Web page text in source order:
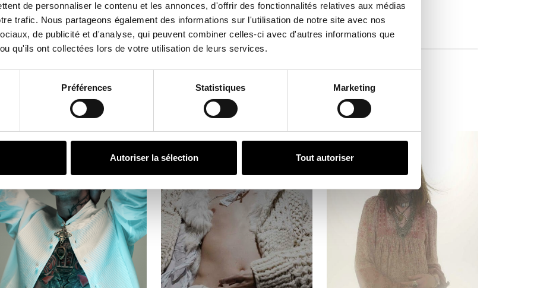
de personnaliser le contenu et les annonces, d'offrir des fonctionnalités relatives aux médias
trafic. Nous partageons également des informations sur l'utilisation de notre site avec nos
de publicité et d'analyse, qui peuvent combiner celles-ci avec d'autres informations que
qu'ils ont collectées lors de votre utilisation de leurs services.
Préférences Statistiques Marketing
Autoriser la sélection Tout autoriser
VOUS AIMEREZ AUSSI